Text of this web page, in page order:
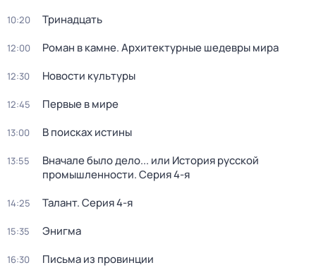
10:20 Тринадцать
12:00 Роман в камне. Архитектурные шедевры мира
12:30 Новости культуры
12:45 Первые в мире
13:00 В поисках истины
13:55
Вначале было дело... или История русской
промышленности. Серия 4-я
14:25 Талант. Серия 4-я
15:35 Энигма
16:30 Письма из провинции